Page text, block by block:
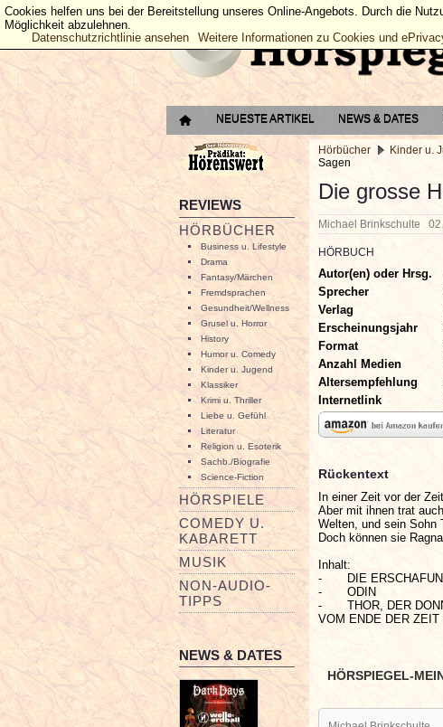
NEUESTE ARTIKEL NEWS & DATES
REVIEWS
HÖRBÜCHER
Business u. Lifestyle
Drama
Fantasy/Märchen
Fremdsprachen
Gesundheit/Wellness
Grusel u. Horror
History
Humor u. Comedy
Kinder u. Jugend
Klassiker
Krimi u. Thriller
Liebe u. Gefühl
Literatur
Religion u. Esoterik
Sachb./Biografie
Science-Fiction
HÖRSPIELE
COMEDY U.
KABARETT
MUSIK
NON-AUDIO-
TIPPS
NEWS & DATES
Hörbücher Kinder u.
Sagen
Die grosse
Michael Brinkschulte
HÖRBUCH
Autor(en) oder Hrsg.
Sprecher
Verlag
Erscheinungsjahr
Format
Anzahl Medien
Altersempfehlung
Internetlink
Rückentext
In einer Zeit vor der
Aber mit ihnen trat
Welten, und sein Sohn
Doch können sie
Inhalt:
- DIE
- ODIN
- THOR, DER
VOM ENDE DER ZEIT
HÖRSPIEGEL-
Cookies helfen uns bei der Bereitstellung unseres Online-Angebots. Durch die
Möglichkeit abzulehnen.
Datenschutzrichtlinie ansehen
Weitere Informationen zu Cookies und